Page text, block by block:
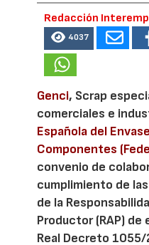
Redacción
4037
Genci, Scrap
comerciales e
Española del
Componentes
convenio de
cumplimiento de
de la
Productor (RAP) de
Real Decreto